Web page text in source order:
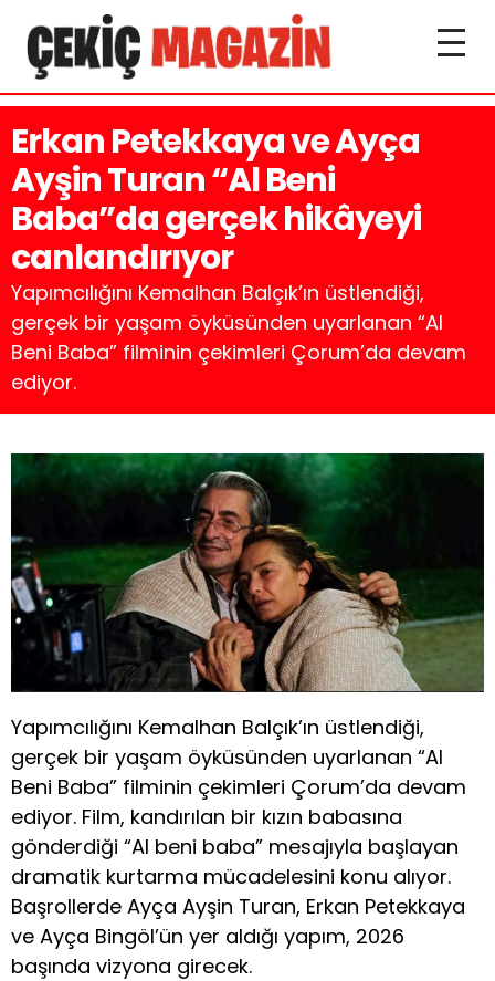
Erkan Petekkaya ve Ayça
Ayşin Turan “Al Beni
Baba”da gerçek hikâyeyi
canlandırıyor
Yapımcılığını Kemalhan Balçık’ın üstlendiği,
gerçek bir yaşam öyküsünden uyarlanan “Al
Beni Baba” filminin çekimleri Çorum’da devam
ediyor.
Yapımcılığını Kemalhan Balçık’ın üstlendiği,
gerçek bir yaşam öyküsünden uyarlanan “Al
Beni Baba” filminin çekimleri Çorum’da devam
ediyor. Film, kandırılan bir kızın babasına
gönderdiği “Al beni baba” mesajıyla başlayan
dramatik kurtarma mücadelesini konu alıyor.
Başrollerde Ayça Ayşin Turan, Erkan Petekkaya
ve Ayça Bingöl’ün yer aldığı yapım, 2026
başında vizyona girecek.